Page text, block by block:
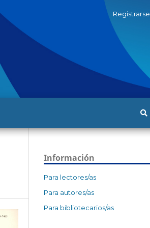
Registrarse
Información
Para lectores/as
Para autores/as
Para bibliotecarios/as